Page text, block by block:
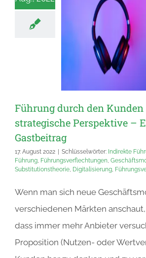
Führung durch den
strategische Perspektive –
Gastbeitrag
17. August 2022 Schlüsselwörter: Indirekte
Führung, Führungsverflechtungen,
Substitutionstheorie, Digitalisierung,
Wenn man sich neue
verschiedenen Märkten
dass immer mehr Anbieter
Proposition (Nutzen- oder